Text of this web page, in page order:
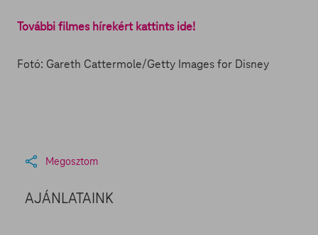
További filmes hírekért kattints ide!
Fotó: Gareth Cattermole/Getty Images for Disney
Megosztom
AJÁNLATAINK